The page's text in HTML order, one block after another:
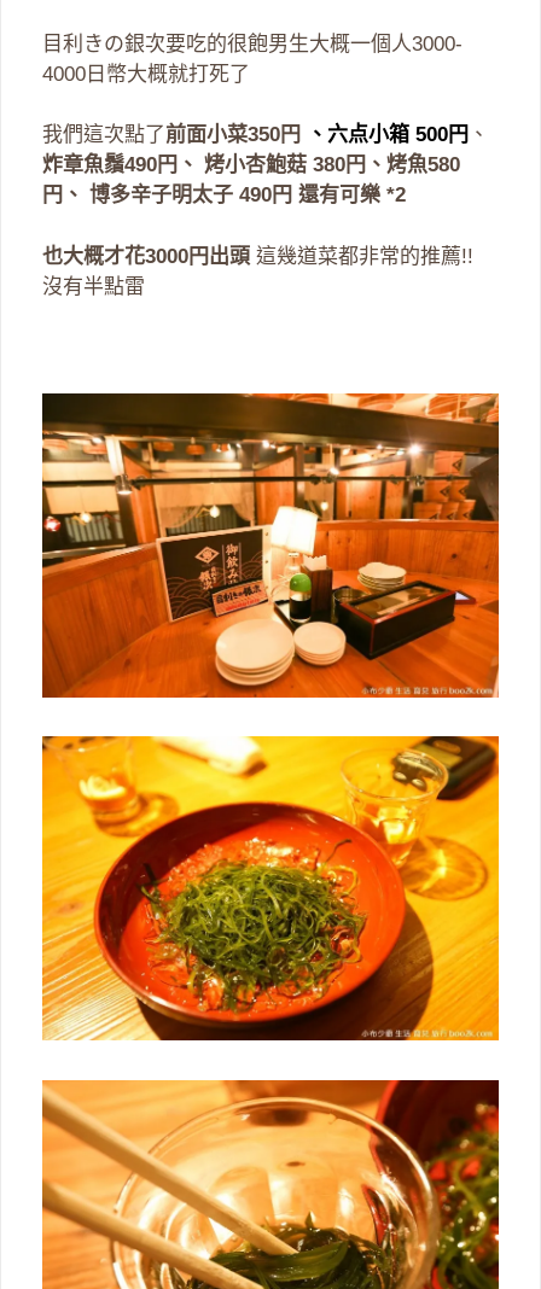
目利きの銀次要吃的很飽男生大概一個人3000-
4000日幣大概就打死了
我們這次點了 前面小菜350円 、六点小箱 500円 、
炸章魚鬚490円、 烤小杏鮑菇 380円、 烤魚580
円、 博多辛子明太子 490円 還有可樂 *2
也大概才花3000円出頭 這幾道菜都非常的推薦!!
沒有半點雷